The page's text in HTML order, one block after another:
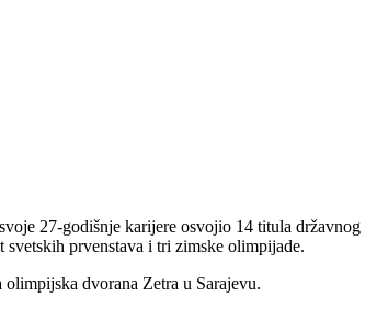
27-godišnje karijere osvojio 14 titula državnog
prvenstava i tri zimske olimpijade.
dvorana Zetra u Sarajevu.